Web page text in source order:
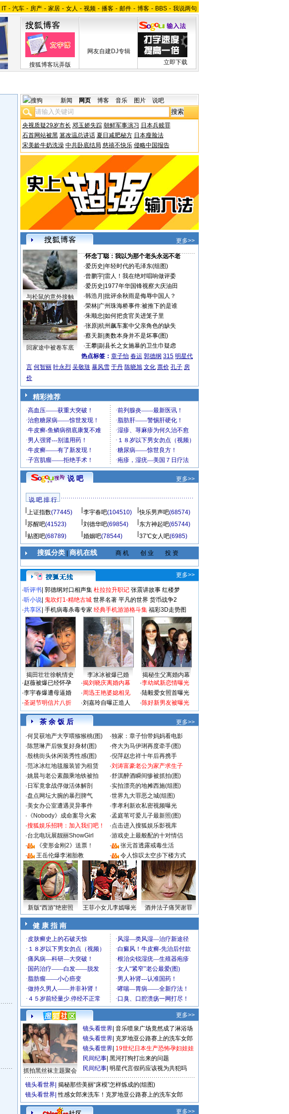
IT - 汽车 - 房产 - 家居 - 女人 - 视频 - 播客 - 邮件 - 博客 - BBS - 我说两句
搜狐博客玩弄版
网友自建DJ专辑
立即下载
新闻 网页 博客 音乐 图片 说吧
央视质疑29岁市长 邓玉娇失踪 朝鲜军事演习 日本兵赎罪
石首网站被黑 篡改温总讲话 夏日减肥秘方 日本瘦脸法
宋美龄牛奶洗澡 中共卧底结局 慈禧不快乐 侵略中国报告
更多>>
与松鼠的意外接触
回家途中被卷车底
·怀念丁聪：我以为那个老头永远不老
·爱历史 年轻时代的毛泽东(组图)
·曾鹏宇| 雷人！我在绝对唱响做评委
·爱历史 1977年华国锋视察大庆油田
·韩浩月 批评余秋雨是侮辱中国人？
·荣林| 广州珠海桥事件:被推下的是谁
·朱顺忠 如何把贪官关进笼子里
·张原| 杭州飙车案中父亲角色的缺失
·蔡天新| 奥数本身并不是坏事(图)
·王攀| 副县长之女施暴的卫生巾疑虑
热点标签： 章子怡 春运 郭德纲 315 明星代
言 何智丽 叶永烈 吴敬琏 暴风雪 于丹 陈晓旭 文化 票价 孔子 房
价
精彩推荐
说 吧 更多>>
说 吧 排 行
上证指数(77445) 李宇春吧(104510) 快乐男声吧(68574)
苏醒吧(41523) 刘德华吧(69854) 东方神起吧(65744)
贴图吧(68789) 婚姻吧(78544) 37℃女人吧(6985)
搜狐分类| 商机在线 商 机 创 业 投 资
更多>>
·听评书 郭德纲对口相声集 杜拉拉升职记 张震讲故事 红楼梦
·听小说 鬼吹灯1-精绝古城 世界名著 平凡的世界 货币战争2
·共享区 手机病毒杀毒专家 经典手机游游格斗集 福彩3D走势图
揭田壮壮徐帆情史 李冰冰被爆已婚
揭秘生父离婚内幕
·赵薇被爆已经怀孕
·李宇春爆遭母逼婚
·圣诞节明信片八折
·揭刘晓庆离婚内幕
·周迅王艳婆媳相见
·刘嘉玲自曝正造人
·李幼斌新恋情曝光
·陆毅爱女照首曝光
·陈好新男友被曝光
茶 余 饭 后
更多>>
·何炅获地产大亨喂猕猴桃(图) ·独家：章子怡带妈妈看电影
·陈慧琳产后恢复好身材(图) ·佟大为马伊琍再度牵手(图)
·殷桃街头休闲装秀性感(图) ·倪萍赵忠祥十年后再携手
·范冰冰红地毯服装皆为租赁 ·刘涛富豪老公为家产求生子
·姚晨与老公素颜乘地铁被拍 ·舒淇醉酒瞬间惨被抓拍(图)
· 日军竟拿战俘做活体解剖 ·实拍漂亮的地摊西施(组图)
·盘点网坛大腕的暴烈脾气 ·世界九大罪恶之城(组图)
·美女办公室遭遇灵异事件 ·李孝利新欢私密视频曝光
· 《Nobody》成命案导火索 ·孟庭苇可爱儿子最新照(图)
·搜狐娱乐招聘：加入我们吧！ ·点击进入搜狐娱乐影视库
·台北电玩展靓丽ShowGirl ·游戏史上最般配的十对情侣
·
《变形金刚2》送票！ ·
张元首透露戒毒生活
·
王岳伦爆李湘胎教 · 令人惊叹太空步下楼方式
新版“西游”绝密照 王菲小女儿李嫣曝光 酒井法子痛哭谢罪
健 康 指 南
更多>>
抓拍黑丝袜主题聚会
镜头看世界 音乐喷泉广场竟然成了淋浴场
镜头看世界 克罗地亚公路赛上的洗车女郎
镜头看世界 19世纪日本生产恐怖孕妇娃娃
民间纪事 黑河打狗打出来的问题
民间纪事 明星代言假药应该视为共犯吗
镜头看世界 揭秘那些美丽“床模”怎样炼成的(组图)
镜头看世界 性感女郎来洗车！克罗地亚公路赛上的洗车女郎
更多>>